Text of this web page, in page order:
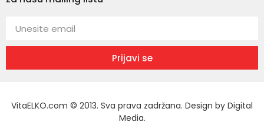
Prijavi se
VitaELKO.com © 2013. Sva prava zadržana. Design by Digital
Media.